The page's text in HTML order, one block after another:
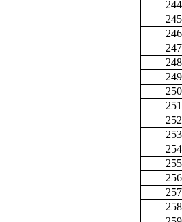
244
245
246
247
248
249
250
251
252
253
254
255
256
257
258